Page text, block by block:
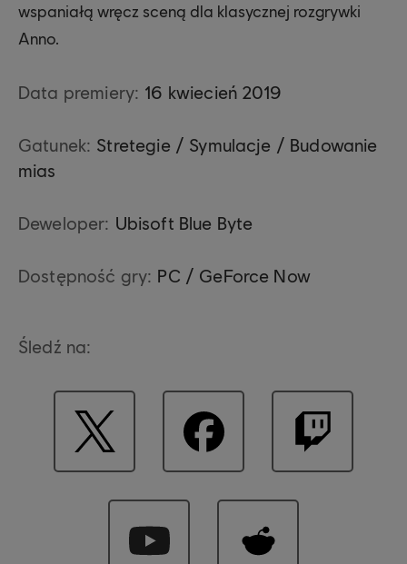
wspaniałą wręcz sceną dla klasycznej rozgrywki
Anno.
Data premiery: 16 kwiecień 2019
Gatunek: Stretegie / Symulacje / Budowanie
mias
Deweloper: Ubisoft Blue Byte
Dostępność gry: PC / GeForce Now
Śledź na: